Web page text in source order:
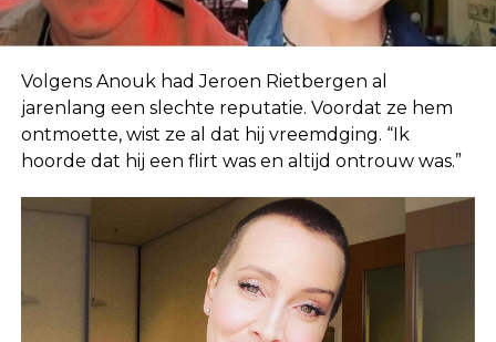
Volgens Anouk had Jeroen Rietbergen al
jarenlang een slechte reputatie. Voordat ze hem
ontmoette, wist ze al dat hij vreemdging. “Ik
hoorde dat hij een flirt was en altijd ontrouw was.”